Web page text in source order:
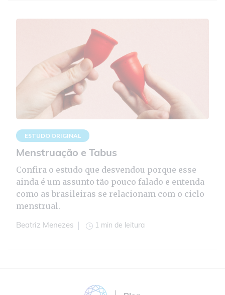
ESTUDO ORIGINAL
Menstruação e Tabus
Confira o estudo que desvendou porque esse
ainda é um assunto tão pouco falado e entenda
como as brasileiras se relacionam com o ciclo
menstrual.
Beatriz Menezes 1 min de leitura